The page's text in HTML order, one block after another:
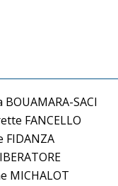
BOUAMARA-SACI
FANCELLO
FIDANZA
MICHALOT